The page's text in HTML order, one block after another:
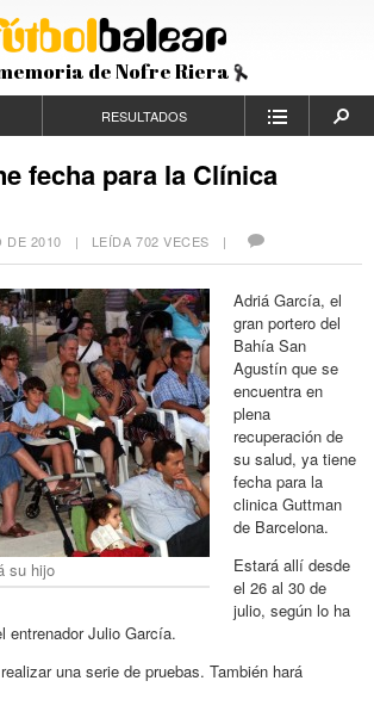
de Nofre Riera
RESULTADOS
fecha para la Clínica
DE 2010 | LEÍDA 702 VECES |
su hijo
Adriá García, el
gran portero del
Bahía San
Agustín que se
encuentra en
plena
recuperación de
su salud, ya tiene
fecha para la
clinica Guttman
de Barcelona.
Estará allí desde
el 26 al 30 de
julio, según lo ha
entrenador Julio García.
una serie de pruebas. También hará